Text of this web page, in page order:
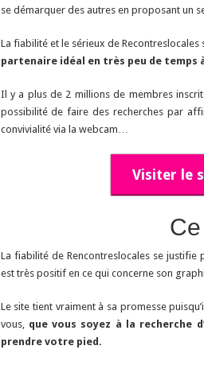
se démarquer des autres en proposant un
La fiabilité et le sérieux de
partenaire idéal en très peu de temps
Il y a plus de 2 millions de membres
possibilité de faire des recherches par
convivialité via la webcam…
Visiter le
La fiabilité de Rencontreslocales se justifie
est très positif en ce qui concerne son
Le site tient vraiment à sa promesse
vous, que vous soyez à la recherche
prendre votre pied.